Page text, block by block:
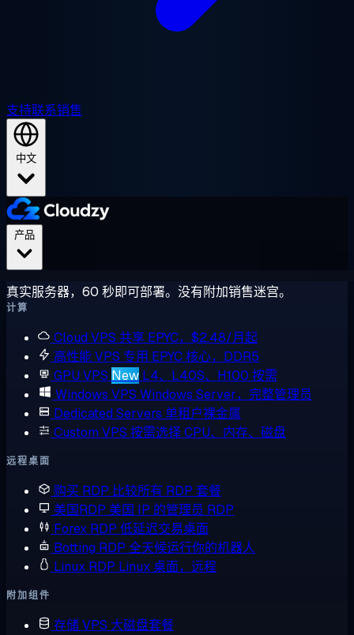
支持联系销售
中文
真实服务器，60 秒即可部署。没有附加销售迷宫。
计算
Cloud VPS 共享 EPYC，$2.48/月起
高性能 VPS 专用 EPYC 核心，DDR5
GPU VPS New L4、L40S、H100 按需
Windows VPS Windows Server，完整管理员
Dedicated Servers 单租户裸金属
Custom VPS 按需选择 CPU、内存、磁盘
远程桌面
购买 RDP 比较所有 RDP 套餐
美国RDP 美国 IP 的管理员 RDP
Forex RDP 低延迟交易桌面
Botting RDP 全天候运行你的机器人
Linux RDP Linux 桌面，远程
附加组件
存储 VPS 大磁盘套餐